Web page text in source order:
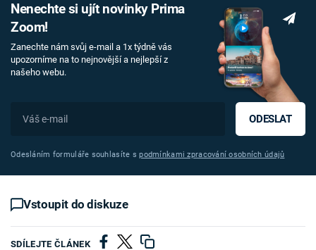
Nenechte si ujít novinky Prima
Zoom!
Zanechte nám svůj e-mail a 1x týdně vás
upozorníme na to nejnovější a nejlepší z
našeho webu.
ODESLAT
Odesláním formuláře souhlasíte spodmínkami zpracování osobních údajů
Vstoupit do diskuze
SDÍLEJTE ČLÁNEK